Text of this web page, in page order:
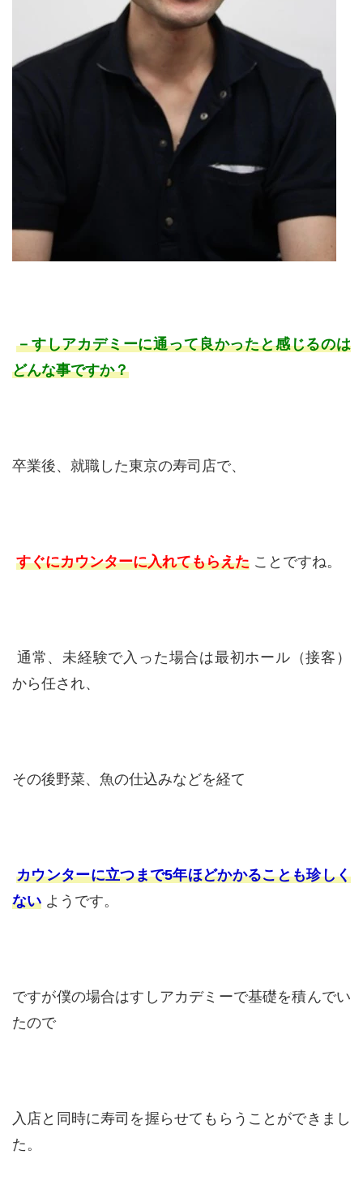
－すしアカデミーに通って良かったと感じるのは
どんな事ですか？
卒業後、就職した東京の寿司店で、
すぐにカウンターに入れてもらえた ことですね。
通常、未経験で入った場合は最初ホール（接客）
から任され、
その後野菜、魚の仕込みなどを経て
カウンターに立つまで5年ほどかかることも珍しく
ない ようです。
ですが僕の場合はすしアカデミーで基礎を積んでい
たので
入店と同時に寿司を握らせてもらうことができまし
た。